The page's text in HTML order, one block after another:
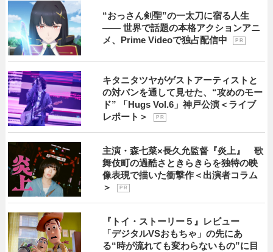
“おっさん剣聖”の一太刀に宿る人生
―― 世界で話題の本格アクションアニ
メ、Prime Videoで独占配信中
P R
キタニタツヤがゲストアーティストと
の対バンを通して見せた、“攻めのモー
ド” 「Hugs Vol.6」神戸公演＜ライブ
レポート＞
P R
主演・森七菜×長久允監督『炎上』 歌
舞伎町の過酷さときらきらを独特の映
像表現で描いた衝撃作＜出演者コラム
＞
P R
『トイ・ストーリー５』レビュー
「デジタルVSおもちゃ」の先にあ
る“時が流れても変わらないもの”に目